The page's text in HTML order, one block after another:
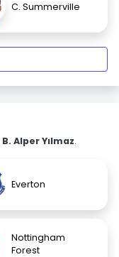
C. Summerville
B. Alper Yılmaz.
Everton
Nottingham
Forest